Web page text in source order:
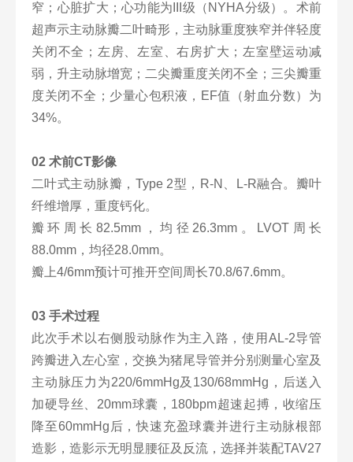
窄；心脏扩大；心功能为III级（NYHA分级）。术前
超声示主动脉瓣二叶畸形，主动脉重度狭窄并伴轻度
关闭不全；左房、左室、右房扩大；左室壁运动减
弱，升主动脉增宽；二尖瓣重度关闭不全；三尖瓣重
度关闭不全；少量心包积液，EF值（射血分数）为
34%。
02 术前CT影像
二叶式主动脉瓣，Type 2型，R-N、L-R融合。瓣叶
纤维增厚，重度钙化。
瓣环周长82.5mm，均径26.3mm。LVOT周长
88.0mm，均径28.0mm。
瓣上4/6mm预计可推开空间周长70.8/67.6mm。
03 手术过程
此次手术以右侧股动脉作为主入路，使用AL-2导管
跨瓣进入左心室，交换为猪尾导管并分别测量心室及
主动脉压力为220/6mmHg及130/68mmHg，后送入
加硬导丝、20mm球囊，180bpm超速起搏，收缩压
降至60mmHg后，快速充盈球囊并进行主动脉根部
造影，造影示无明显腰征及反流，选择并装配TAV27